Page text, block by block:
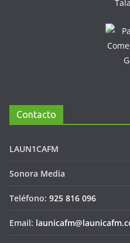
Contacto
LAUN1CAFM
Sonora Media
Teléfono: 925 816 096
Email: